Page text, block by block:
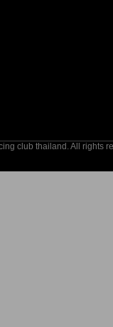
club thailand. All rights